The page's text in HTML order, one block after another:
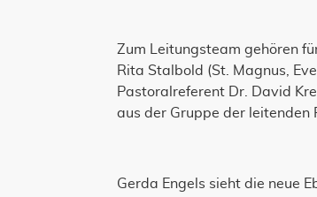
Zum Leitungsteam gehören
Rita Stalbold (St. Magnus,
Pastoralreferent Dr. David
aus der Gruppe der leitenden
Gerda Engels sieht die neue